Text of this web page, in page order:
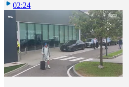
02:24